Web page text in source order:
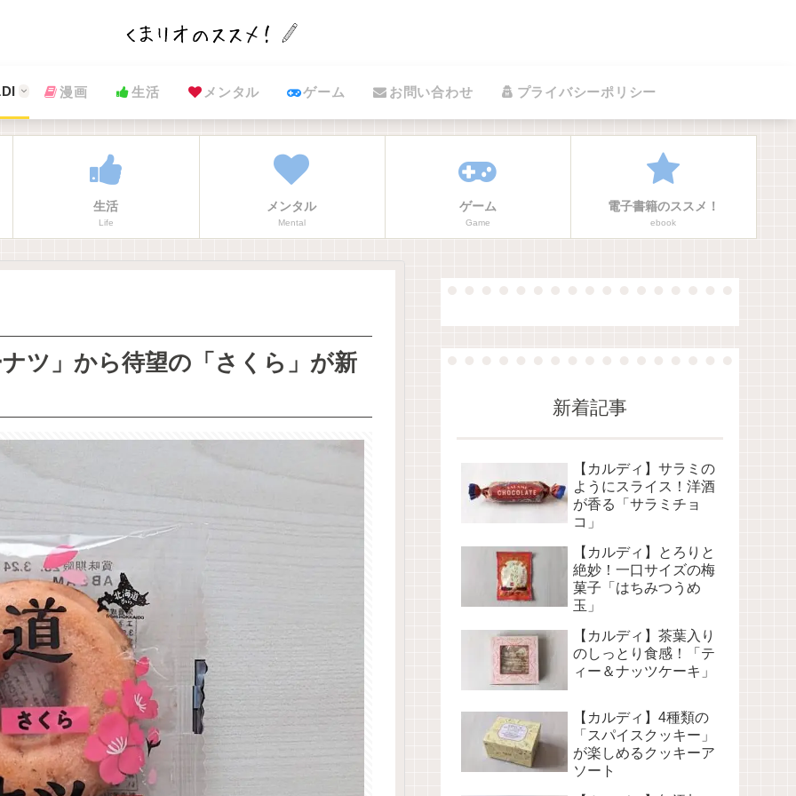
漫画 生活 メンタル ゲーム お問い合わせ プライバシーポリシー
生活
Life
メンタル
Mental
ゲーム
Game
電子書籍のススメ！
ebook
ツ」から待望の「さくら」が新
新着記事
【カルディ】サラミの
ようにスライス！洋酒
が香る「サラミチョ
コ」
【カルディ】とろりと
絶妙！一口サイズの梅
菓子「はちみつうめ
玉」
【カルディ】茶葉入り
のしっとり食感！「テ
ィー＆ナッツケーキ」
【カルディ】4種類の
「スパイスクッキー」
が楽しめるクッキーア
ソート